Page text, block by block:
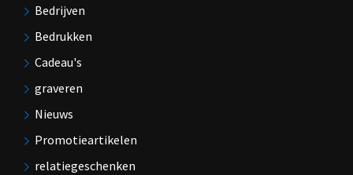
Bedrijven
Bedrukken
Cadeau's
graveren
Nieuws
Promotieartikelen
relatiegeschenken